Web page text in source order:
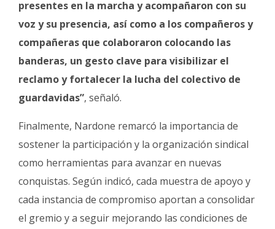
presentes en la marcha y acompañaron con su
voz y su presencia, así como a los compañeros y
compañeras que colaboraron colocando las
banderas, un gesto clave para visibilizar el
reclamo y fortalecer la lucha del colectivo de
guardavidas”, señaló.
Finalmente, Nardone remarcó la importancia de
sostener la participación y la organización sindical
como herramientas para avanzar en nuevas
conquistas. Según indicó, cada muestra de apoyo y
cada instancia de compromiso aportan a consolidar
el gremio y a seguir mejorando las condiciones de